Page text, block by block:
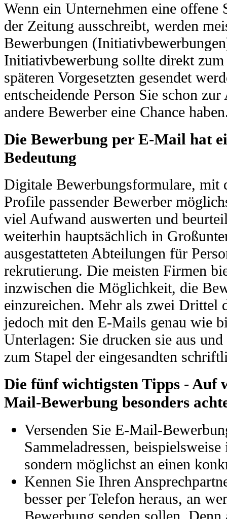
Wenn ein Unternehmen eine
der Zeitung ausschreibt, werden
Bewerbungen
Initiativbewerbung sollte direkt zum
späteren Vorgesetzten gesendet
entscheidende Person Sie schon
andere Bewerber eine Chance
Die Bewerbung per E-Mail hat
Bedeutung
Digitale Bewerbungsformulare, mit
Profile passender Bewerber
viel Aufwand auswerten und
weiterhin hauptsächlich in
ausgestatteten Abteilungen für
rekrutierung. Die meisten Firmen
inzwischen die Möglichkeit, die
einzureichen. Mehr als zwei Drittel
jedoch mit den E-Mails genau wie
Unterlagen: Sie drucken sie aus
zum Stapel der eingesandten
Die fünf wichtigsten Tipps - Auf
Mail-Bewerbung besonders
Versenden Sie E-Mail-
Sammeladressen,
sondern möglichst an einen
Kennen Sie Ihren
besser per Telefon heraus, an
Bewerbung senden sollen.